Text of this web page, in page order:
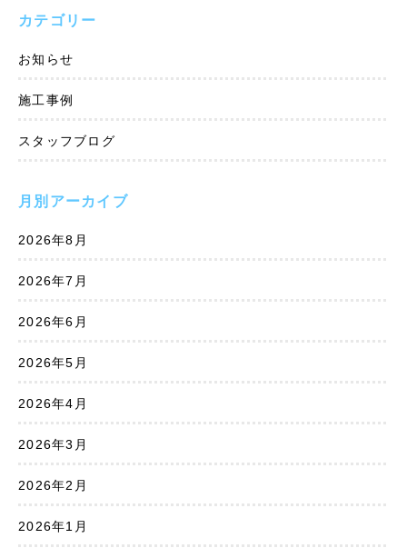
カテゴリー
お知らせ
施工事例
スタッフブログ
月別アーカイブ
2026年8月
2026年7月
2026年6月
2026年5月
2026年4月
2026年3月
2026年2月
2026年1月